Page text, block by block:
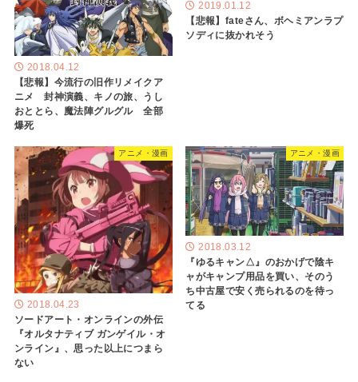
2018.04.12
【悲報】今流行の旧作リメイクア
ニメ 封神演義、キノの旅、うし
おととら、魔法陣グルグル 全部
爆死
2019.01.12
【悲報】fateさん、ボヘミアンラプ
ソディに抜かれそう
アニメ・漫画
2018.04.23
ソードアート・オンラインの外伝
『オルタナティブ ガンゲイル・オ
ンライン』、思った以上につまら
ない
アニメ・漫画
2018.03.12
『ゆるキャン△』のおかげで陰キ
ャがキャンプ用品を買い、そのう
ち中古屋で安く売られるのを待っ
てる